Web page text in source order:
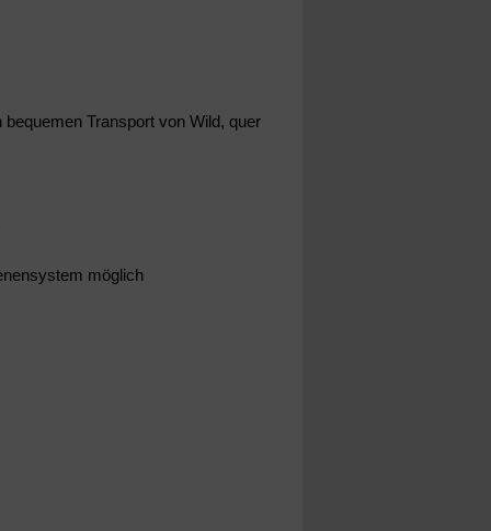
Transport von Wild, quer
möglich